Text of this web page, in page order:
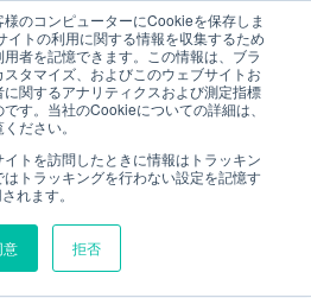
のコンピューターにCookieを保存しま
トの利用に関する情報を収集するため
者を記憶できます。この情報は、ブラ
タマイズ、およびこのウェブサイトお
関するアナリティクスおよび測定指標
す。当社のCookieについての詳細は、
ださい。
トを訪問したときに情報はトラッキン
トラッキングを行わない設定を記憶す
れます。
意 拒否
NEWS
ース
03-27